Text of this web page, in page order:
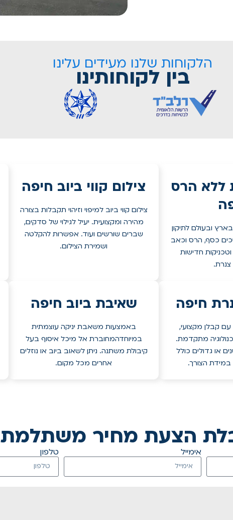
הלקוחות שלנו מעידים עלינו
בין לקוחותינו
ללא הרס
ובעולם לתיקון
כסף, הרס וכאב
חדישות
צנרת.
צילום קווי ביוב חיפה
צילום קווי ביוב למיפוי וזיהוי תקבלות בצורה
מהירה ומקצועית. יעיל לגילוי של סדקים,
שברים שורשים ועוד. אפשרות להקלטה
ושמירת הצילום.
חיפה
קבלן מקצועי,
מתקדמת.
או גדולים כולל
שאיבת ביוב חיפה
באמצעות משאבת יניקה עוצמתית
במיוחדהמחוברת אל מיכל איסוף בעל
קיבולת משתנה. ניתן לשאוב ביוב או נוזלים
אחרים מכל מקום.
הצעת מחיר משתלמת
אימייל טלפון